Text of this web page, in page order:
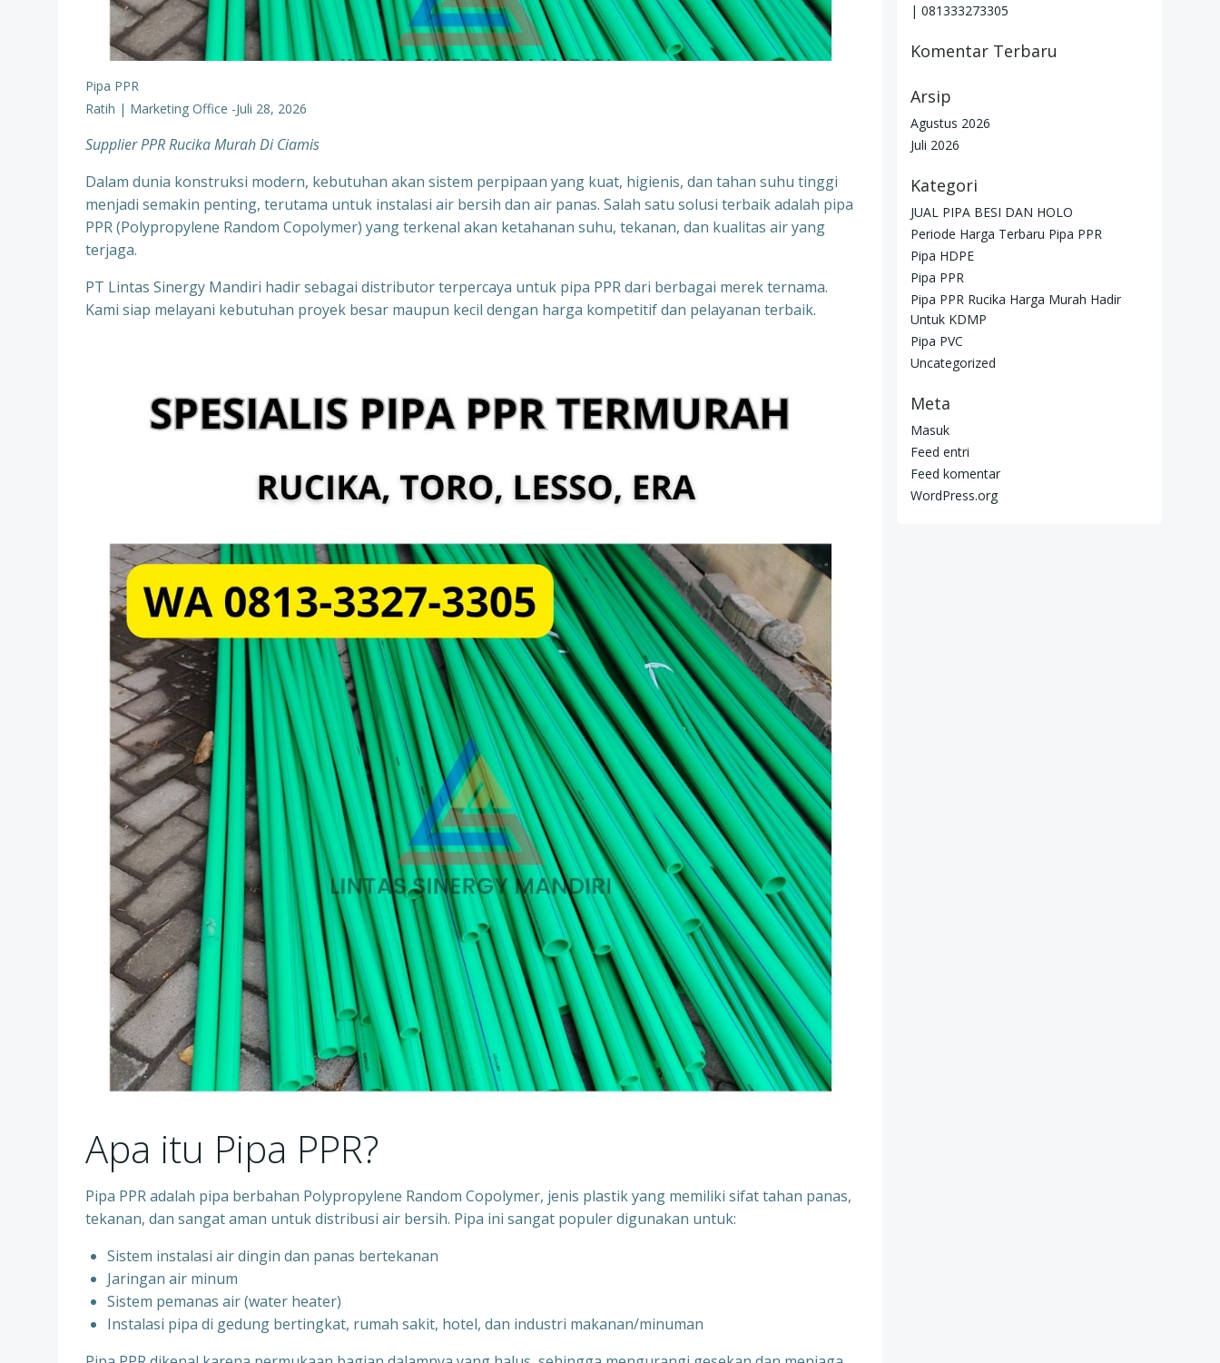
Pipa PPR
Ratih | Marketing Office -Juli 28, 2026
Supplier PPR Rucika Murah Di Ciamis
Dalam dunia konstruksi modern, kebutuhan akan sistem perpipaan yang kuat, higienis, dan tahan suhu tinggi
menjadi semakin penting, terutama untuk instalasi air bersih dan air panas. Salah satu solusi terbaik adalah pipa
PPR (Polypropylene Random Copolymer) yang terkenal akan ketahanan suhu, tekanan, dan kualitas air yang
terjaga.
PT Lintas Sinergy Mandiri hadir sebagai distributor terpercaya untuk pipa PPR dari berbagai merek ternama.
Kami siap melayani kebutuhan proyek besar maupun kecil dengan harga kompetitif dan pelayanan terbaik.
Apa itu Pipa PPR?
Pipa PPR adalah pipa berbahan Polypropylene Random Copolymer, jenis plastik yang memiliki sifat tahan panas,
tekanan, dan sangat aman untuk distribusi air bersih. Pipa ini sangat populer digunakan untuk:
Sistem instalasi air dingin dan panas bertekanan
⁠Jaringan air minum
⁠Sistem pemanas air (water heater)
⁠Instalasi pipa di gedung bertingkat, rumah sakit, hotel, dan industri makanan/minuman
| 081333273305
Komentar Terbaru
Arsip
Agustus 2026
Juli 2026
Kategori
JUAL PIPA BESI DAN HOLO
Periode Harga Terbaru Pipa PPR
Pipa HDPE
Pipa PPR
Pipa PPR Rucika Harga Murah Hadir
Untuk KDMP
Pipa PVC
Uncategorized
Meta
Masuk
Feed entri
Feed komentar
WordPress.org